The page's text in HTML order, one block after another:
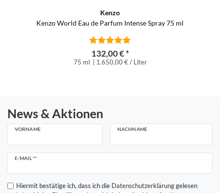
Kenzo
Kenzo World Eau de Parfum Intense Spray 75 ml
132,00 € *
75 ml | 1.650,00 € / Liter
News & Aktionen
VORNAME NACHNAME
E-MAIL **
Newsletter
Hiermit bestätige ich, dass ich die Daten­schutz­erklärunggelesen